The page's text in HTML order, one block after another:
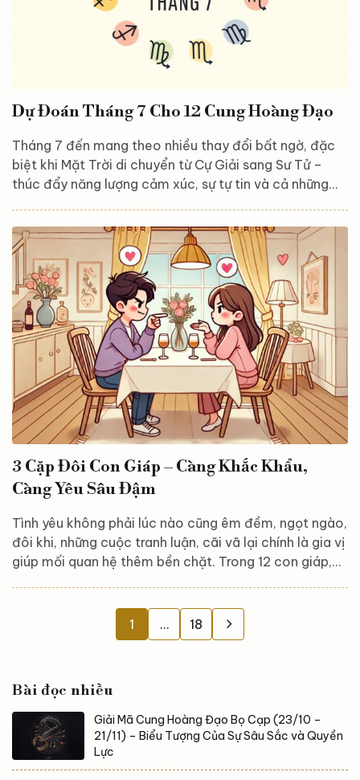
Dự Đoán Tháng 7 Cho 12 Cung Hoàng Đạo
Tháng 7 đến mang theo nhiều thay đổi bất ngờ, đặc
biệt khi Mặt Trời di chuyển từ Cự Giải sang Sư Tử –
thúc đẩy năng lượng cảm xúc, sự tự tin và cả những
những chuyển động riêng trong tình yêu, sức khỏe và
sự nghiệp. Hãy cùng khám phá điều gì đang chờ đón
bạn trong tháng 7 này nhé! Bạch Dương (21/3 – 19/4)
Tình yêu: Sao Kim chiếu góc hài hòa giúp tình...
3 Cặp Đôi Con Giáp – Càng Khắc Khẩu,
Càng Yêu Sâu Đậm
Tình yêu không phải lúc nào cũng êm đềm, ngọt ngào,
đôi khi, những cuộc tranh luận, cãi vã lại chính là gia vị
giúp mối quan hệ thêm bền chặt. Trong 12 con giáp,
khó rời xa. Họ chính là minh chứng cho câu nói: “Yêu
nhau lắm, cắn nhau đau”. Hãy cùng Astroreka khám
1 … 18
Bài đọc nhiều
Giải Mã Cung Hoàng Đạo Bọ Cạp (23/10 –
21/11) – Biểu Tượng Của Sự Sâu Sắc và Quyền
Lực